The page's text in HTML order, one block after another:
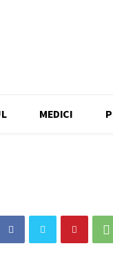
MEDICI